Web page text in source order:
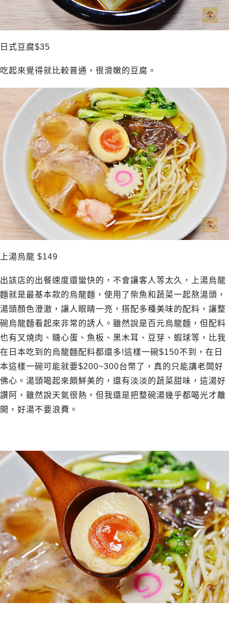
日式豆腐$35
吃起來覺得就比較普通，很滑嫩的豆腐。
上湯烏龍 $149
出該店的出餐速度還蠻快的，不會讓客人等太久，上湯烏龍
麵就是最基本款的烏龍麵，使用了柴魚和蔬菜一起熬湯頭，
湯頭顏色澄澈，讓人眼睛一亮，搭配多種美味的配料，讓整
碗烏龍麵看起來非常的誘人。雖然說是百元烏龍麵，但配料
也有叉燒肉、糖心蛋、魚板、黑木耳、豆芽、蝦球等，比我
在日本吃到的烏龍麵配料都還多!這樣一碗$150不到，在日
本這樣一碗可能就要$200~300台幣了，真的只能講老闆好
佛心。湯頭喝起來頗鮮美的，還有淡淡的蔬菜甜味，這湯好
讚阿，雖然說天氣很熱，但我還是把整碗湯幾乎都喝光才離
開，好湯不要浪費。